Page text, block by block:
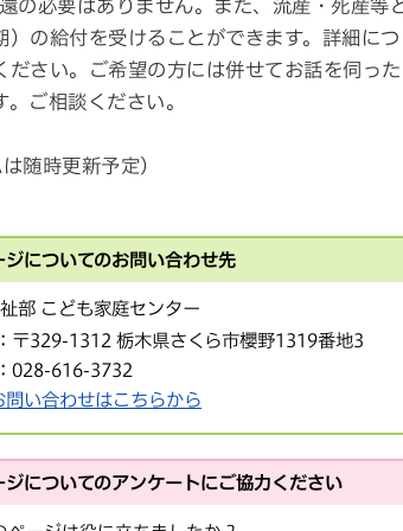
の必要はありません。また、流産・死産等
）の給付を受けることができます。詳細に
ださい。ご希望の方には併せてお話を伺っ
。ご相談ください。
は随時更新予定）
ジについてのお問い合わせ先
部 こども家庭センター
〒329-1312 栃木県さくら市櫻野1319番地3
028-616-3732
問い合わせはこちらから
ジについてのアンケートにご協力ください